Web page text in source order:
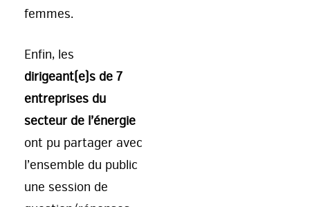
femmes.
Enfin, les
dirigeant(e)s de 7
entreprises du
secteur de l’énergie
ont pu partager avec
l’ensemble du public
une session de